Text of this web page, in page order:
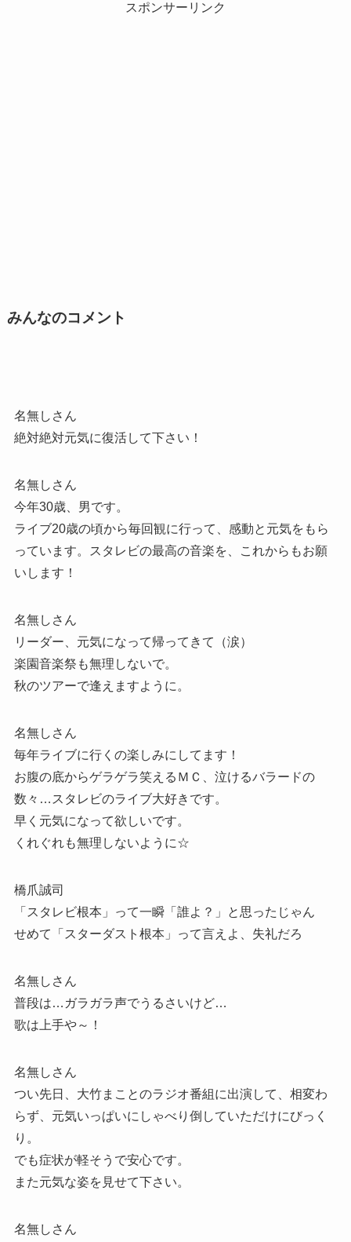
スポンサーリンク
みんなのコメント
名無しさん
絶対絶対元気に復活して下さい！
名無しさん
今年30歳、男です。
ライブ20歳の頃から毎回観に行って、感動と元気をもら
っています。スタレビの最高の音楽を、これからもお願
いします！
名無しさん
リーダー、元気になって帰ってきて（涙）
楽園音楽祭も無理しないで。
秋のツアーで逢えますように。
名無しさん
毎年ライブに行くの楽しみにしてます！
お腹の底からゲラゲラ笑えるＭＣ、泣けるバラードの
数々…スタレビのライブ大好きです。
早く元気になって欲しいです。
くれぐれも無理しないように☆
橋爪誠司
「スタレビ根本」って一瞬「誰よ？」と思ったじゃん
せめて「スターダスト根本」って言えよ、失礼だろ
名無しさん
普段は…ガラガラ声でうるさいけど…
歌は上手や～！
名無しさん
つい先日、大竹まことのラジオ番組に出演して、相変わ
らず、元気いっぱいにしゃべり倒していただけにびっく
り。
でも症状が軽そうで安心です。
また元気な姿を見せて下さい。
名無しさん